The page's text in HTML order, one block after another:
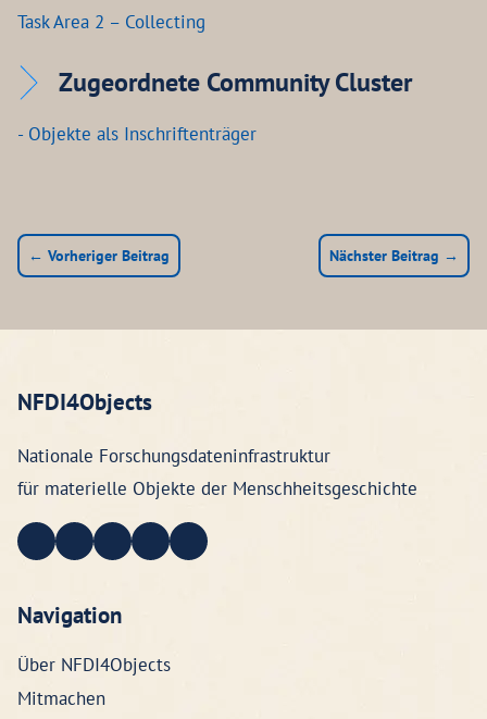
Task Area 2 – Collecting
Zugeordnete Community Cluster
- Objekte als Inschriftenträger
← Vorheriger Beitrag Nächster Beitrag →
NFDI4Objects
Nationale Forschungsdateninfrastruktur
für materielle Objekte der Menschheitsgeschichte
Navigation
Über NFDI4Objects
Mitmachen